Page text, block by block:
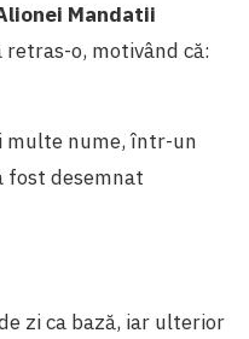
Mandatii
retras-o, motivând că:
multe nume, într-un
fost desemnat
zi ca bază, iar ulterior